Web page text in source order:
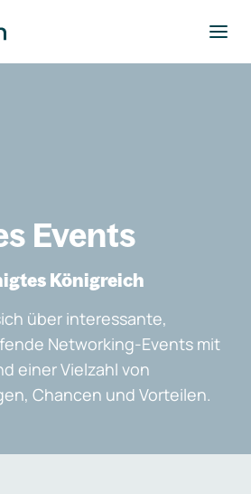
Events
Königreich
über interessante,
Networking-Events mit
einer Vielzahl von
Chancen und Vorteilen.